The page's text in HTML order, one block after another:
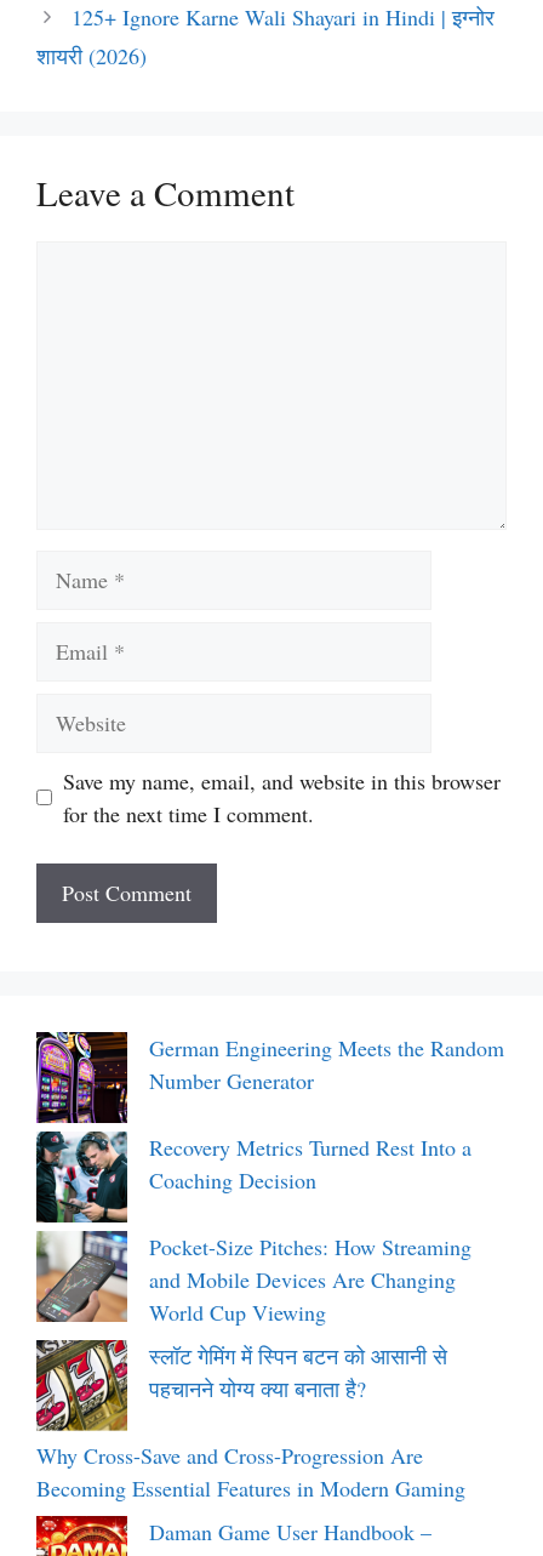
125+ Ignore Karne Wali Shayari in Hindi | इग्नोर
शायरी (2026)
Leave a Comment
Save my name, email, and website in this browser
for the next time I comment.
German Engineering Meets the Random
Number Generator
Recovery Metrics Turned Rest Into a
Coaching Decision
Pocket-Size Pitches: How Streaming
and Mobile Devices Are Changing
World Cup Viewing
स्लॉट गेमिंग में स्पिन बटन को आसानी से
पहचानने योग्य क्या बनाता है?
Why Cross-Save and Cross-Progression Are
Becoming Essential Features in Modern Gaming
Daman Game User Handbook –